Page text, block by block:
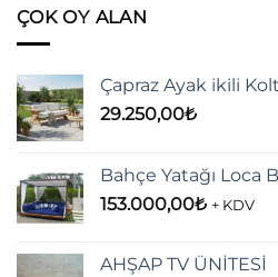
ÇOK OY ALAN
Çapraz Ayak ikili
29.250,00₺
Bahçe Yatağı Loca
153.000,00₺ + KDV
AHŞAP TV ÜNİTESİ